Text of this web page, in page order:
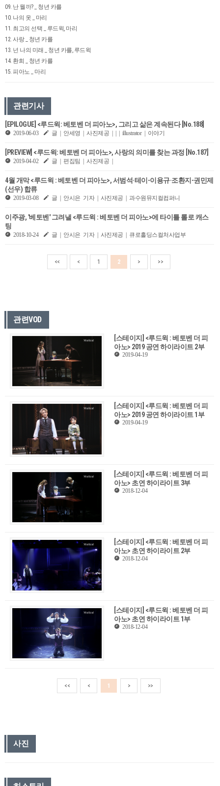
09. 난 뭘까? _ 청년 카를
10. 나의 옷 _ 마리
11. 최고의 선택 _ 루드윅, 마리
12. 사랑 _ 청년 카를
13. 넌 나의 미래 _ 청년 카를, 루드윅
14. 환희 _ 청년 카를
15. 피아노 _ 마리
관련기사
[EPILOGUE] <루드윅: 베토벤 더 피아노>, 그리고 삶은 계속된다 [No.188]
2019-06-03 글 | 안세영 | 사진제공 | | | illustrator | 이야기
[PREVIEW] <루드윅: 베토벤 더 피아노>, 사랑의 의미를 찾는 과정 [No.187]
2019-04-02 글 | 편집팀 | 사진제공 |
4월 개막 <루드윅 : 베토벤 더 피아노>, 서범석·테이-이용규·조환지-권민제
(선우) 합류
2019-03-08 글 | 안시은 기자 | 사진제공 | 과수원뮤지컬컴퍼니
이주광, '베토벤' 그려낼 <루드윅 : 베토벤 더 피아노>에 타이틀 롤로 캐스
팅
2018-10-24 글 | 안시은 기자 | 사진제공 | 큐로홀딩스컬처사업부
<< < 1 2 > >>
관련VOD
[스테이지] <루드윅 : 베토벤 더 피
아노> 2019 공연 하이라이트 2부
2019-04-19
[스테이지] <루드윅 : 베토벤 더 피
아노> 2019 공연 하이라이트 1부
2019-04-19
[스테이지] <루드윅 : 베토벤 더 피
아노> 초연 하이라이트 3부
2018-12-04
[스테이지] <루드윅 : 베토벤 더 피
아노> 초연 하이라이트 2부
2018-12-04
[스테이지] <루드윅 : 베토벤 더 피
아노> 초연 하이라이트 1부
2018-12-04
<< < 1 > >>
사진